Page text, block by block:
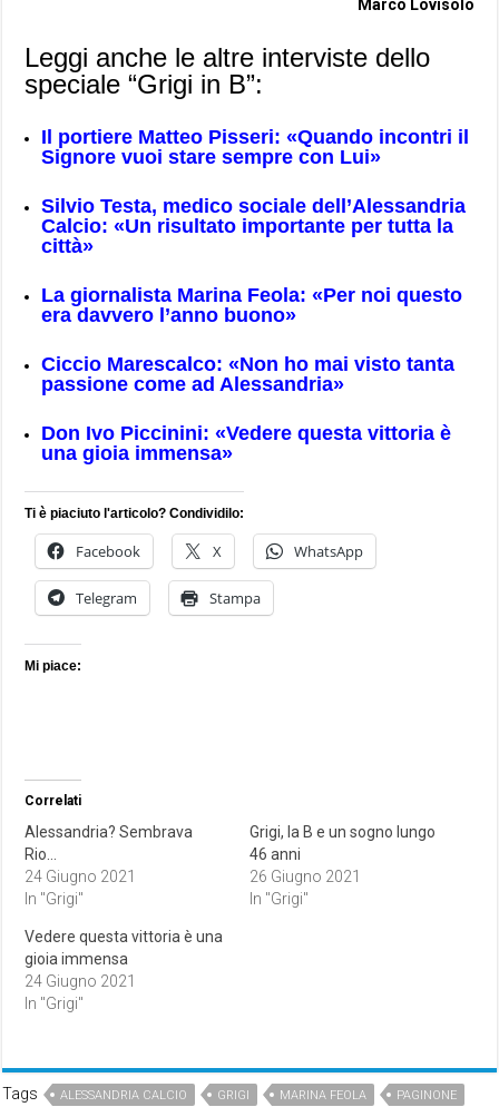
Marco Lovisolo
Leggi anche le altre interviste dello
speciale “Grigi in B”:
Il portiere Matteo Pisseri: «Quando incontri il
Signore vuoi stare sempre con Lui»
Silvio Testa, medico sociale dell’Alessandria
Calcio:«Un risultato importante per tutta la
città»
La giornalista Marina Feola: «Per noi questo
era davvero l’anno buono»
Ciccio Marescalco:«Non ho mai visto tanta
passione come ad Alessandria»
Don Ivo Piccinini: «Vedere questa vittoria è
una gioia immensa»
Ti è piaciuto l'articolo? Condividilo:
Facebook X WhatsApp
Telegram Stampa
Mi piace:
Correlati
Alessandria? Sembrava
Rio…
24 Giugno 2021
In "Grigi"
Grigi, la B e un sogno lungo
46 anni
26 Giugno 2021
In "Grigi"
Vedere questa vittoria è una
gioia immensa
24 Giugno 2021
In "Grigi"
Tags ALESSANDRIA CALCIO GRIGI MARINA FEOLA
PAGINONE